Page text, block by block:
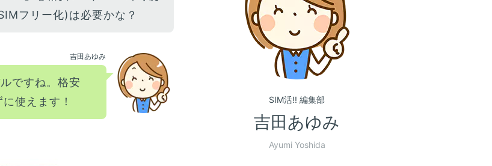
フリー化)は必要かな？
吉田あゆみ
ですね。格安
使えます！
SIM活!! 編集部
吉田あゆみ
Ayumi Yoshida